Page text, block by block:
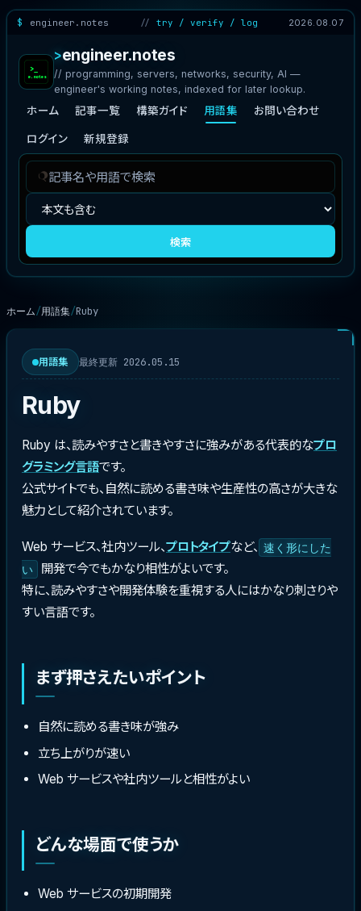
engineer.notes try / verify / log 2026.08.07
engineer.notes
// programming, servers, networks, security, AI —
engineer's working notes, indexed for later lookup.
ホーム 記事一覧 構築ガイド 用語集 お問い合わせ
ログイン 新規登録
事
検
索
索
象
検索
ホーム 用語集 Ruby
用語集 最終更新 2026.05.15
Ruby
Ruby は、読みやすさと書きやすさに強みがある代表的なプロ
グラミング言語です。
公式サイトでも、自然に読める書き味や生産性の高さが大きな
魅力として紹介されています。
Web サービス、社内ツール、プロトタイプなど、 速く形にした
い
開発で今でもかなり相性がよいです。
特に、読みやすさや開発体験を重視する人にはかなり刺さりや
すい言語です。
まず押さえたいポイント
自然に読める書き味が強み
立ち上がりが速い
Web サービスや社内ツールと相性がよい
どんな場面で使うか
Web サービスの初期開発